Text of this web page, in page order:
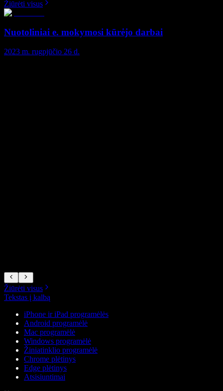
Žiūrėti visus
Nuotoliniai e. mokymosi kūrėjo darbai
2023 m. rugpjūčio 26 d.
Žiūrėti visus
Tekstas į kalbą
iPhone ir iPad programėlės
Android programėlė
Mac programėlė
Windows programėlė
Žiniatinklio programėlė
Chrome plėtinys
Edge plėtinys
Atsisiuntimai